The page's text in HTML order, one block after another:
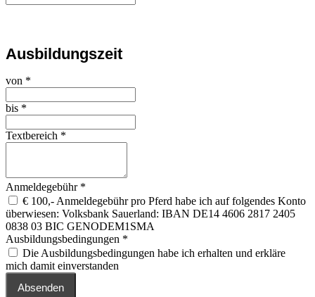
Ausbildungszeit
von *
bis *
Textbereich *
Anmeldegebühr *
€ 100,- Anmeldegebühr pro Pferd habe ich auf folgendes Konto
überwiesen: Volksbank Sauerland: IBAN DE14 4606 2817 2405
0838 03 BIC GENODEM1SMA
Ausbildungsbedingungen *
Die Ausbildungsbedingungen habe ich erhalten und erkläre
mich damit einverstanden
Absenden